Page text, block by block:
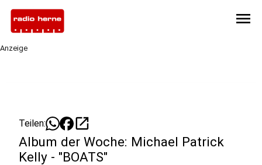
menu
Anzeige
Teilen: open_in_new
Album der Woche: Michael Patrick
Kelly - "BOATS"